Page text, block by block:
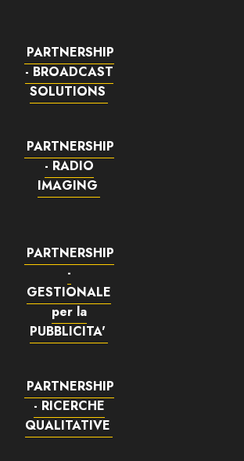
PARTNERSHIP
- BROADCAST
SOLUTIONS
PARTNERSHIP
- RADIO
IMAGING
PARTNERSHIP
-
GESTIONALE
per la
PUBBLICITA'
PARTNERSHIP
- RICERCHE
QUALITATIVE